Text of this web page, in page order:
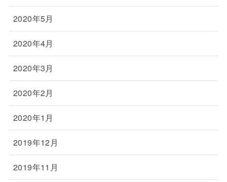
2020年5月
2020年4月
2020年3月
2020年2月
2020年1月
2019年12月
2019年11月